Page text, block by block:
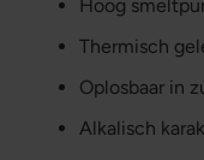
Hoog
Thermisch
Oplosbaar in
Alkalisch